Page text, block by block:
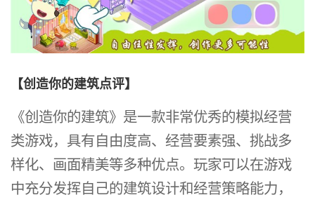
【创造你的建筑点评】
《创造你的建筑》是一款非常优秀的模拟经营
类游戏，具有自由度高、经营要素强、挑战多
样化、画面精美等多种优点。玩家可以在游戏
中充分发挥自己的建筑设计和经营策略能力，